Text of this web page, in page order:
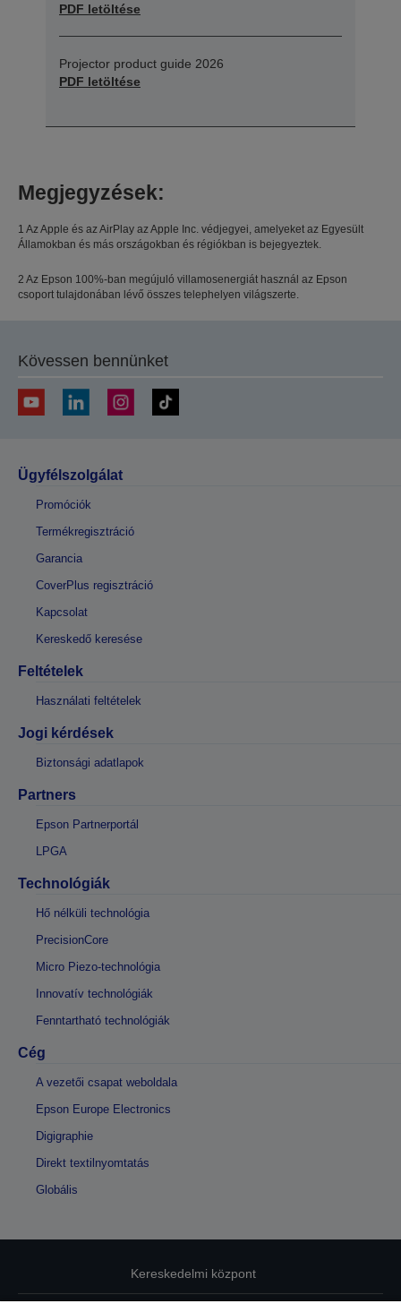
PDF letöltése
Projector product guide 2026
PDF letöltése
Megjegyzések:
1 Az Apple és az AirPlay az Apple Inc. védjegyei, amelyeket az Egyesült
Államokban és más országokban és régiókban is bejegyeztek.
2 Az Epson 100%-ban megújuló villamosenergiát használ az Epson
csoport tulajdonában lévő összes telephelyen világszerte.
Kövessen bennünket
Ügyfélszolgálat
Promóciók
Termékregisztráció
Garancia
CoverPlus regisztráció
Kapcsolat
Kereskedő keresése
Feltételek
Használati feltételek
Jogi kérdések
Biztonsági adatlapok
Partners
Epson Partnerportál
LPGA
Technológiák
Hő nélküli technológia
PrecisionCore
Micro Piezo-technológia
Innovatív technológiák
Fenntartható technológiák
Cég
A vezetői csapat weboldala
Epson Europe Electronics
Digigraphie
Direkt textilnyomtatás
Globális
Kereskedelmi központ